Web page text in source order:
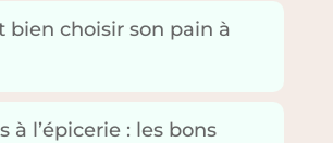
bien choisir son pain à
à l’épicerie : les bons